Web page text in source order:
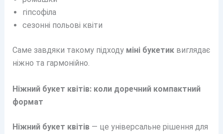
гіпсофіла
сезонні польові квіти
Саме завдяки такому підходу міні букетиквиглядає
ніжно та гармонійно.
Ніжний букет квітів: коли доречний компактний
формат
Ніжний букет квітів— це універсальне рішення для